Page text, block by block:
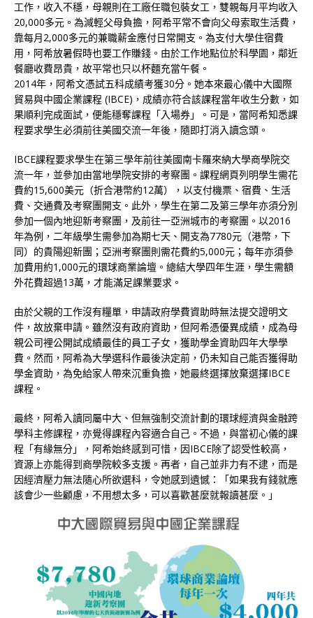
工作，收入不穩，母親則在工廠任職包裝女工，雙親每月平均收入
20,000多元。為減輕父母負擔，阿希平常不會向父母索取生活費，
靠每月2,000多元的兼職薪金應付日常開支。為支付大學住宿費
用，阿希放暑假時也要工作賺錢。由於工作地點位於科學園，鄰近
餐廳收費昂貴，故平常也只以杯麵充當午餐。
2014年，阿希文憑試五科成績考獲30分。她本來最心儀中大國際
貿易與中國企業課程 (IBCE)，成績亦符合該課程當年收生分數，如
果順利完成面試，便能穩奪課程「入場券」。可是，當阿希知悉課
程要求學生必須前往美國交流一年後，隨即打消入讀念頭。
IBCE課程要求學生在第三學年前往美國南卡羅來納大學商學院交
流一年，並參加由當地學院安排的考察團。課程網頁列明學生需花
費約15,600美元（折合港幣約12萬），以支付機票、宿費、生活
費、交通費及考察團開支。此外，學生在第二及第三學年亦須分別
參加一個內地迎新考察團，及前往一亞洲城市的考察團。以2016
年為例，二年級學生需參加為期七天、開支為7780元（港幣，下
同）的貴陽迎新團；亞洲考察團則需花費約5,000元；每年亦須參
加費用約1,000元的環球商業論壇。總結大學四年生涯，學生需額
外花費超過13萬，才能滿足課業要求。
由於父親的工作沒有糧單，申請政府學費資助時無法提交證明文
件，故放棄申請。雖然沒有政府資助，但阿希憑優異成績，成為母
親公司裡公開試成績最佳的員工子女，獲助學金資助四年大學學
費。然而，阿希為大學選科作最後決定前，仍未知自己能否獲得助
學金資助，為免給家人帶來沉重負擔，她最終選擇放棄選擇IBCE
課程。
最終，阿希入讀同屬中大、但無強制交流計劃的環球經濟與金融跨
學科主修課程，亦覺得課程內容適合自己。不過，與當初心儀的課
程「有緣無分」，阿希始終感到可惜，因IBCE除了認受性較高，
資源上亦能得到商學院較多支援。再者，自己並非力有不逮，而是
因經濟壓力無法隨心所欲選科，令她感到遺憾：「如果我有錢就應
該會少一些顧慮，不用想太多，可以喜歡甚麼就報讀甚麼。」